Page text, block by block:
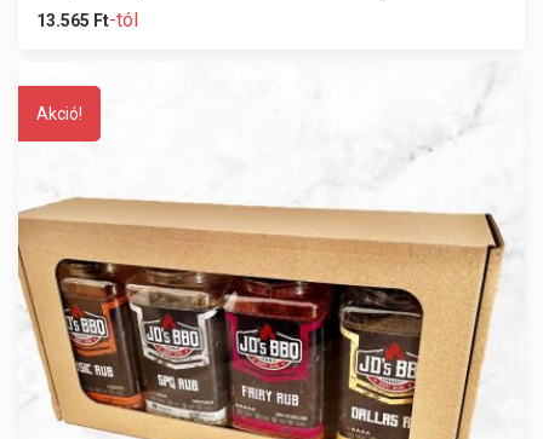
13.565 Ft-tól
Akció!